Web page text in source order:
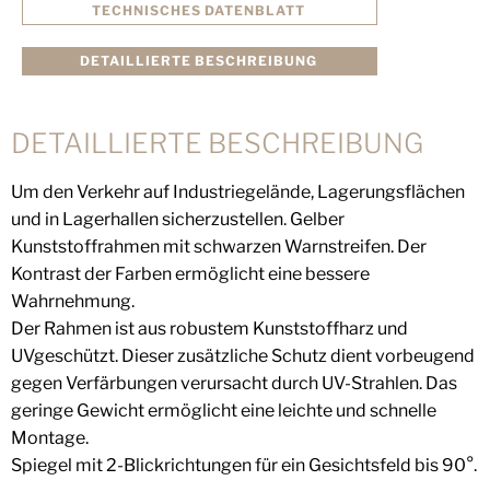
TECHNISCHES DATENBLATT
DETAILLIERTE BESCHREIBUNG
DETAILLIERTE BESCHREIBUNG
Um den Verkehr auf Industriegelände, Lagerungsflächen
und in Lagerhallen sicherzustellen. Gelber
Kunststoffrahmen mit schwarzen Warnstreifen. Der
Kontrast der Farben ermöglicht eine bessere
Wahrnehmung.
Der Rahmen ist aus robustem Kunststoffharz und
UVgeschützt. Dieser zusätzliche Schutz dient vorbeugend
gegen Verfärbungen verursacht durch UV-Strahlen. Das
geringe Gewicht ermöglicht eine leichte und schnelle
Montage.
Spiegel mit 2-Blickrichtungen für ein Gesichtsfeld bis 90°.